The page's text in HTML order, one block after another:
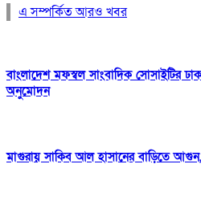
এ সম্পর্কিত আরও খবর
বাংলাদেশ মফস্বল সাংবাদিক সোসাইটির
অনুমোদন
মাগুরায় সাকিব আল হাসানের বাড়িতে